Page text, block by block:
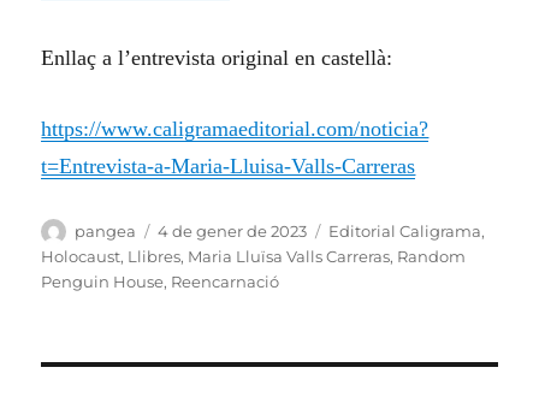
Enllaç a l’entrevista original en castellà:
https://www.caligramaeditorial.com/noticia?
t=Entrevista-a-Maria-Lluisa-Valls-Carreras
Autor
pangea
Publicat
el
4 de gener de 2023 Categories
Editorial Caligrama,
Holocaust, Llibres, Maria Lluïsa Valls Carreras, Random
Penguin House, Reencarnació